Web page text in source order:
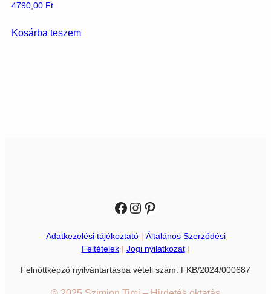
4790,00 Ft
Kosárba teszem
Facebook Instagram Pinterest
Adatkezelési tájékoztató| Általános Szerződési
Feltételek| Jogi nyilatkozat|
Felnőttképző nyilvántartásba vételi szám: FKB/2024/000687